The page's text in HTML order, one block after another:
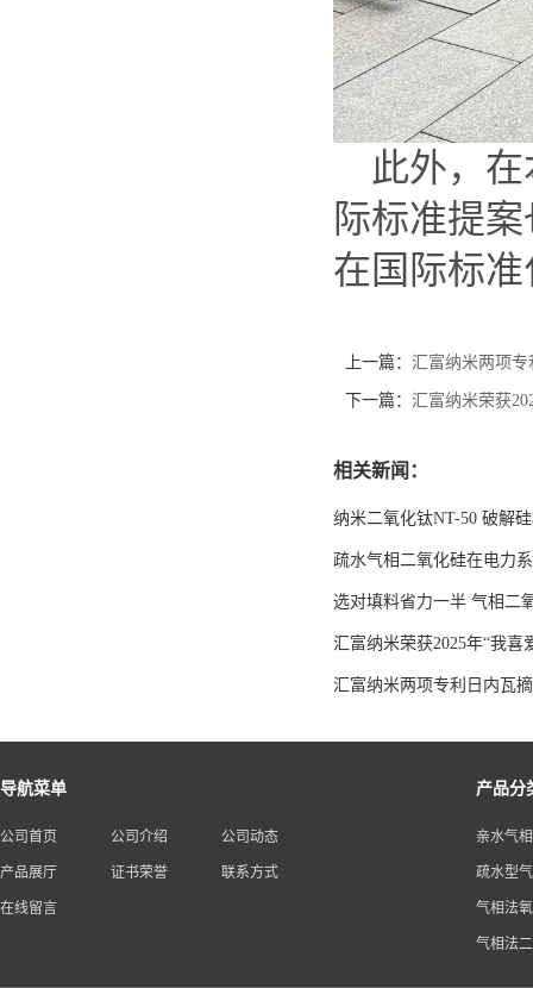
此外，在
际标准提
在国际标
上一篇： 汇富纳米两项
下一篇： 汇富纳米荣获
相关新闻：
纳米二氧化钛NT-50 破解
疏水气相二氧化硅在电力
选对填料省力一半 气相二
汇富纳米荣获2025年“我喜
汇富纳米两项专利日内瓦
导航菜单
公司首页 公司介绍 公司动态
产品展厅 证书荣誉 联系方式
在线留言
产品分
亲水气
疏水型
气相法
气相法